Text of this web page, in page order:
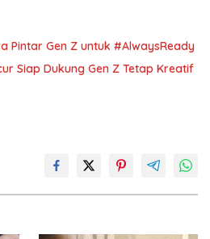
Pintar Gen Z untuk #AlwaysReady
Siap Dukung Gen Z Tetap Kreatif